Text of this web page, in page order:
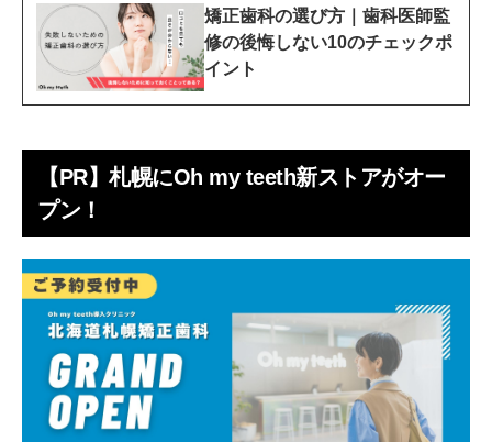
矯正歯科の選び方｜歯科医師監
修の後悔しない10のチェックポ
イント
【PR】札幌にOh my teeth新ストアがオー
プン！